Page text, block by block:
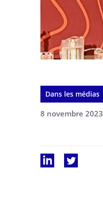
Dans les médias
8 novembre 2023